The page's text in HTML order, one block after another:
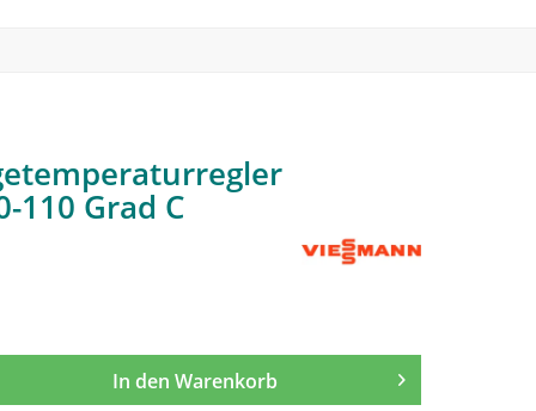
110 Grad C
In den Warenkorb